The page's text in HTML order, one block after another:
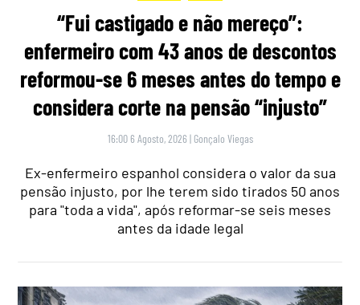
“Fui castigado e não mereço”:
enfermeiro com 43 anos de descontos
reformou-se 6 meses antes do tempo e
considera corte na pensão “injusto”
16:00 6 Agosto, 2026 | Gonçalo Viegas
Ex-enfermeiro espanhol considera o valor da sua
pensão injusto, por lhe terem sido tirados 50 anos
para "toda a vida", após reformar-se seis meses
antes da idade legal